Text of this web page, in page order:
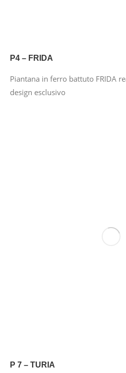
P4 – FRIDA
Piantana in ferro battuto FRIDA
design esclusivo
P 7 – TURIA